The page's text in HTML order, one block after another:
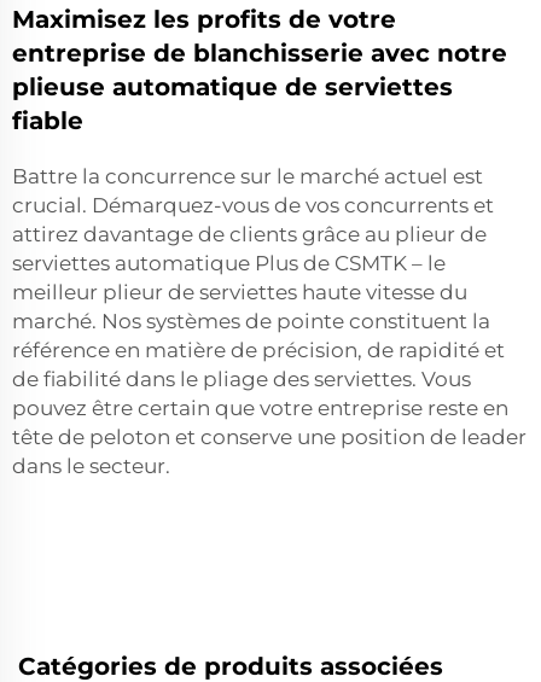
Maximisez les profits de votre
entreprise de blanchisserie avec notre
plieuse automatique de serviettes
fiable
Battre la concurrence sur le marché actuel est
crucial. Démarquez-vous de vos concurrents et
attirez davantage de clients grâce au plieur de
serviettes automatique Plus de CSMTK – le
meilleur plieur de serviettes haute vitesse du
marché. Nos systèmes de pointe constituent la
référence en matière de précision, de rapidité et
de fiabilité dans le pliage des serviettes. Vous
pouvez être certain que votre entreprise reste en
tête de peloton et conserve une position de leader
dans le secteur.
Catégories de produits associées